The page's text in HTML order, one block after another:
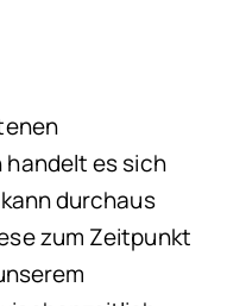
es sich
durchaus
zum Zeitpunkt